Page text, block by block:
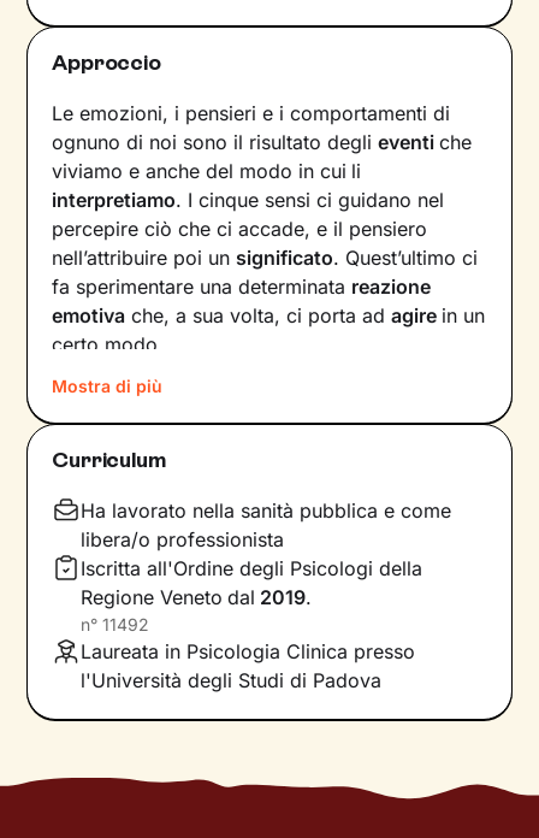
Approccio
Le emozioni, i pensieri e i comportamenti di
ognuno di noi sono il risultato deglieventiche
viviamo e anche del modo in cui li
interpretiamo. I cinque sensi ci guidano nel
percepire ciò che ci accade, e il pensiero
nell’attribuire poi un significato. Quest’ultimo ci
fa sperimentare una determinata reazione
emotiva che, a sua volta, ci porta adagire in un
certo modo.
Col passare del tempo possono crearsi circoli
virtuosi ma anche viziosi, che ci allontanano dal
benessere e dalla persona che vorremmo
andando aintervenire su pensieri e
comportamentiin modo da innescare un
cambiamento positivo.
Nei nostri incontri andremo prima di tutto a
indagare quali siano gli elementi che
influenzano l’interpretazione degli eventi della
tua vita. Una volta acquisita questa
consapevolezza, ci dedicheremo a un
all’acquisizione di nuove abilità utili per
Mostra di più
Curriculum
Ha lavorato nella sanità pubblica e come
libera/o professionista
Iscritta all'Ordine degli Psicologi della
Regione Veneto dal 2019.
n° 11492
Laureata in Psicologia Clinica presso
l'Università degli Studi di Padova